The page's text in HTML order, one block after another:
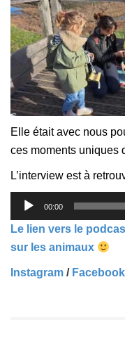
Elle était avec nous
ces moments uniques
L’interview est à
Lecteur
audio
00:00
Le lien vers le
sur les animaux
Instagram / Facebook